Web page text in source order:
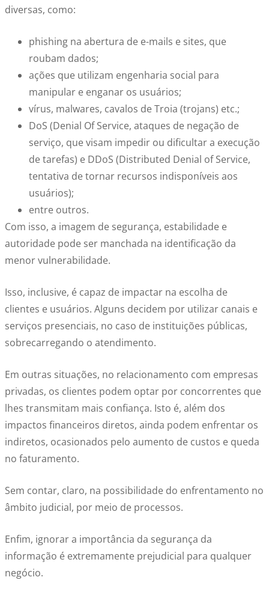
diversas, como:
phishing na abertura de e-mails e sites, que
roubam dados;
ações que utilizam engenharia social para
manipular e enganar os usuários;
vírus, malwares, cavalos de Troia (trojans) etc.;
DoS (Denial Of Service, ataques de negação de
serviço, que visam impedir ou dificultar a execução
de tarefas) e DDoS (Distributed Denial of Service,
tentativa de tornar recursos indisponíveis aos
usuários);
entre outros.
Com isso, a imagem de segurança, estabilidade e
autoridade pode ser manchada na identificação da
menor vulnerabilidade.
Isso, inclusive, é capaz de impactar na escolha de
clientes e usuários. Alguns decidem por utilizar canais e
serviços presenciais, no caso de instituições públicas,
sobrecarregando o atendimento.
Em outras situações, no relacionamento com empresas
privadas, os clientes podem optar por concorrentes que
lhes transmitam mais confiança. Isto é, além dos
impactos financeiros diretos, ainda podem enfrentar os
indiretos, ocasionados pelo aumento de custos e queda
no faturamento.
Sem contar, claro, na possibilidade do enfrentamento no
âmbito judicial, por meio de processos.
Enfim, ignorar a importância da segurança da
informação é extremamente prejudicial para qualquer
negócio.